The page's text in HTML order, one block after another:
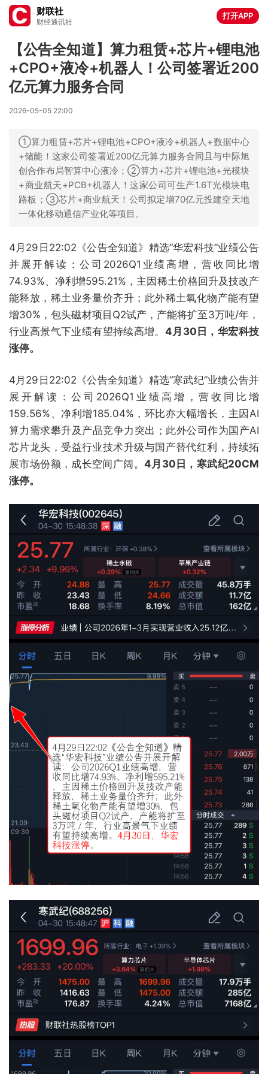
财联社
财经通讯社
打开APP
【公告全知道】算力租赁+芯片+锂电池
+CPO+液冷+机器人！公司签署近200
亿元算力服务合同
2026-05-05 22:00
①算力租赁+芯片+锂电池+CPO+液冷+机器人+数据中心
+储能！这家公司签署近200亿元算力服务合同且与中际旭
创合作布局智算中心液冷；②算力+芯片+锂电池+光模块
+商业航天+PCB+机器人！这家公司可生产1.6T光模块电
路板；③芯片+商业航天！公司拟定增70亿元投建空天地
一体化移动通信产业化等项目。
4月29日22:02《公告全知道》精选“华宏科技”业绩公告
并展开解读：公司2026Q1业绩高增，营收同比增
74.93%、净利增595.21%，主因稀土价格回升及技改产
能释放，稀土业务量价齐升；此外稀土氧化物产能有望
增30%，包头磁材项目Q2试产，产能将扩至3万吨/年，
行业高景气下业绩有望持续高增。 4月30日，华宏科技
涨停。
4月29日22:02《公告全知道》精选“寒武纪”业绩公告并
展开解读：公司2026Q1业绩高增，营收同比增
159.56%、净利增185.04%，环比亦大幅增长，主因AI
算力需求攀升及产品竞争力突出；此外公司作为国产AI
芯片龙头，受益行业技术升级与国产替代红利，持续拓
展市场份额，成长空间广阔。 4月30日，寒武纪20CM
涨停。